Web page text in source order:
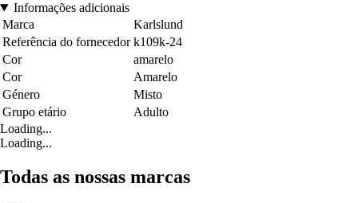
Informações adicionais
Marca
Karlslund
Referência do fornecedor k109k-24
Cor
amarelo
Cor
Amarelo
Género
Misto
Grupo etário
Adulto
Loading...
Loading...
Todas as nossas marcas